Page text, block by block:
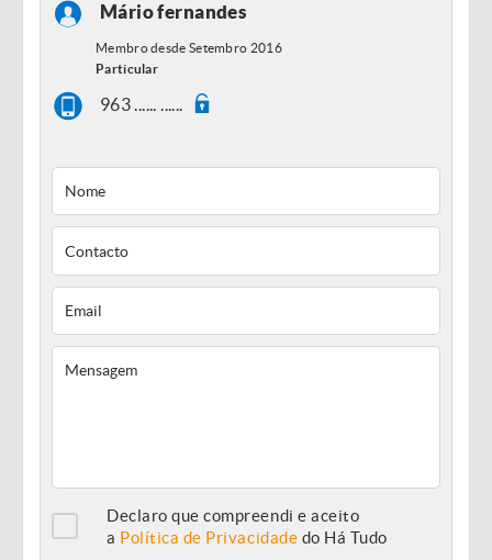
Mário fernandes
Membro desde Setembro 2016
Particular
963 ...... ......
Declaro que compreendi e aceito
a Política de Privacidade do Há Tudo